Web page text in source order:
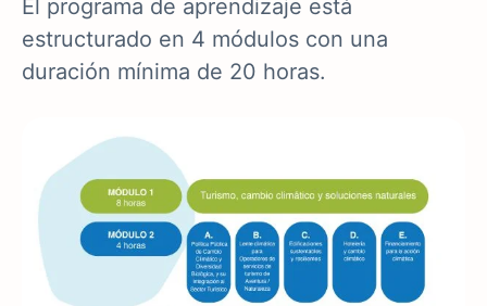
El programa de aprendizaje está
estructurado en 4 módulos con una
duración mínima de 20 horas.